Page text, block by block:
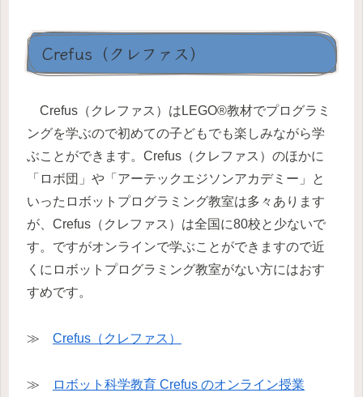
Crefus（クレファス）
Crefus（クレファス）はLEGO®教材でプログラミ
ングを学ぶので初めての子どもでも楽しみながら学
ぶことができます。Crefus（クレファス）のほかに
「ロボ団」や「アーテックエジソンアカデミー」と
いったロボットプログラミング教室は多々あります
が、Crefus（クレファス）は全国に80校と少ないで
す。ですがオンラインで学ぶことができますので近
くにロボットプログラミング教室がない方にはおす
すめです。
≫ Crefus（クレファス）
≫ ロボット科学教育 Crefus のオンライン授業